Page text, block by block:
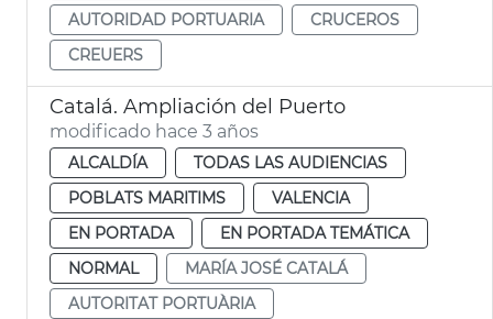
AUTORIDAD PORTUARIA
CRUCEROS
CREUERS
Catalá. Ampliación del Puerto
modificado hace 3 años
ALCALDÍA
TODAS LAS AUDIENCIAS
POBLATS MARITIMS
VALENCIA
EN PORTADA
EN PORTADA TEMÁTICA
NORMAL
MARÍA JOSÉ CATALÁ
AUTORITAT PORTUÀRIA